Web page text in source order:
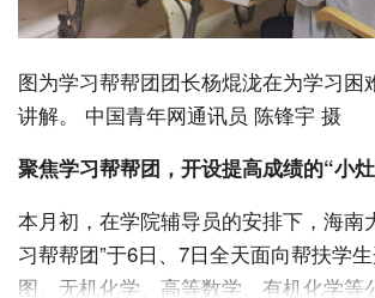
图为学习帮帮团团长杨焜泷在为学习困
讲解。 中国青年网通讯员 陈锋宇 摄
聚焦学习帮帮团，开设提高成绩的“小灶
本月初，在学院辅导员的安排下，海南
习帮帮团”于6日、7日全天面向帮扶学
图、无机化学、高等数学、有机化学等